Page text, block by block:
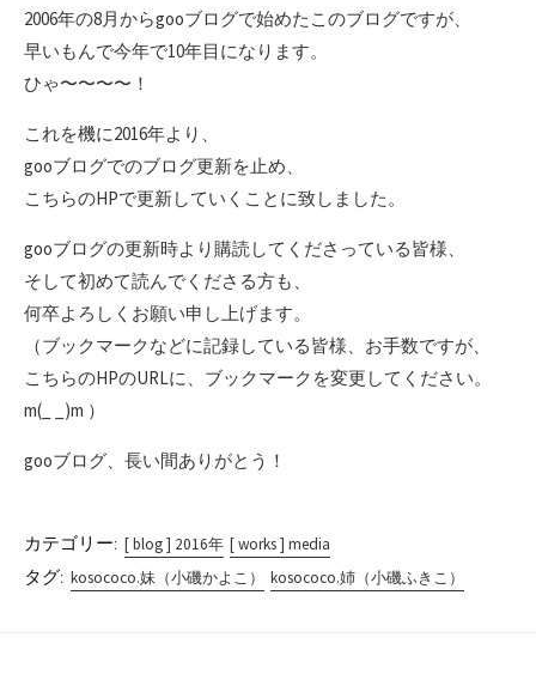
2006年の8月からgooブログで始めたこのブログですが、
早いもんで今年で10年目になります。
ひゃ〜〜〜〜！
これを機に2016年より、
gooブログでのブログ更新を止め、
こちらのHPで更新していくことに致しました。
gooブログの更新時より購読してくださっている皆様、
そして初めて読んでくださる方も、
何卒よろしくお願い申し上げます。
（ブックマークなどに記録している皆様、お手数ですが、
こちらのHPのURLに、ブックマークを変更してください。
m(_ _)m ）
gooブログ、長い間ありがとう！
カテゴリー: [ blog ] 2016年 [ works ] media
タグ: kosococo.妹（小磯かよこ） kosococo.姉（小磯ふきこ）